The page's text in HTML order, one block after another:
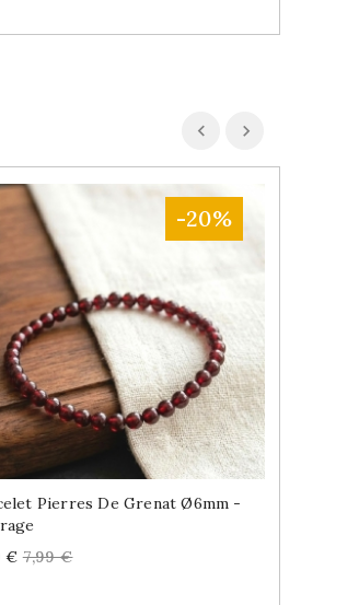
-20%
Pierres De Grenat Ø6mm -
€ Regular
7,99 €